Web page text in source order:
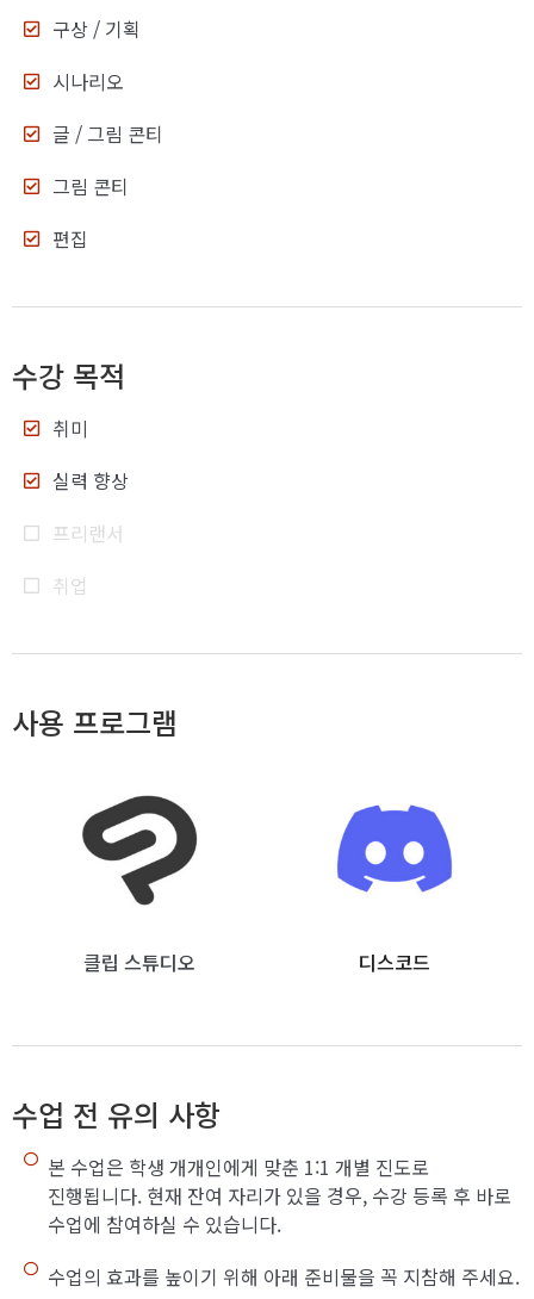
구상 / 기획
시나리오
글 / 그림 콘티
그림 콘티
편집
수강 목적
취미
실력 향상
프리랜서
취업
사용 프로그램
클립 스튜디오 디스코드
수업 전 유의 사항
본 수업은 학생 개개인에게 맞춘 1:1 개별 진도로
진행됩니다. 현재 잔여 자리가 있을 경우, 수강 등록 후 바로
수업에 참여하실 수 있습니다.
수업의 효과를 높이기 위해 아래 준비물을 꼭 지참해 주세요.